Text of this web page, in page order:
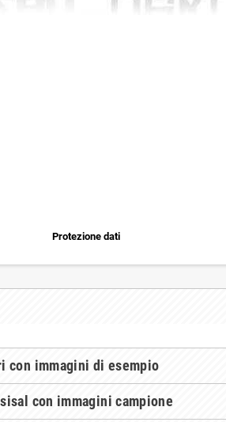
Protezione dati
con immagini di esempio
con immagini campione